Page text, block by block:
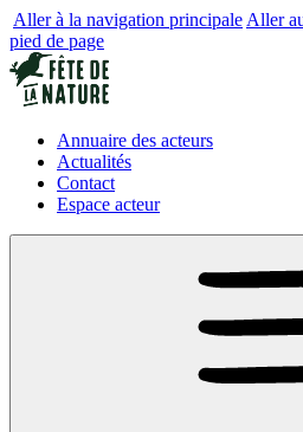
Aller à la navigation principale Aller
pied de page
Annuaire des acteurs
Actualités
Contact
Espace acteur